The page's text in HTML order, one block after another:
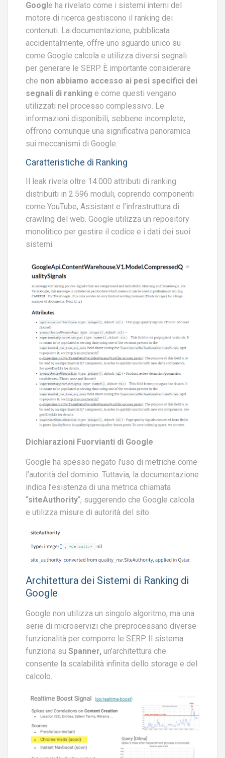
Google ha rivelato come i sistemi interni del
motore di ricerca gestiscono il ranking dei
contenuti. La documentazione, pubblicata
accidentalmente, offre uno sguardo unico su
come Google calcola e utilizza diversi segnali
per generare le SERP. È importante considerare
che non abbiamo accesso ai pesi specifici dei
segnali di ranking e come questi vengano
utilizzati nel processo complessivo. Le
informazioni disponibili, sebbene incomplete,
offrono comunque una significativa panoramica
sui meccanismi di Google.
Caratteristiche di Ranking
Il leak rivela oltre 14.000 attributi di ranking
distribuiti in 2.596 moduli, coprendo componenti
come YouTube, Assistant e l’infrastruttura di
crawling del web. Google utilizza un repository
monolitico per gestire il codice e i dati dei suoi
sistemi.
Dichiarazioni Fuorvianti di Google
Google ha spesso negato l’uso di metriche come
l’autorità del dominio. Tuttavia, la documentazione
indica l’esistenza di una metrica chiamata
“siteAuthority“, suggerendo che Google calcola
e utilizza misure di autorità del sito.
Architettura dei Sistemi di Ranking di
Google
Google non utilizza un singolo algoritmo, ma una
serie di microservizi che preprocessano diverse
funzionalità per comporre le SERP. Il sistema
funziona su Spanner, un’architettura che
consente la scalabilità infinita dello storage e del
calcolo.